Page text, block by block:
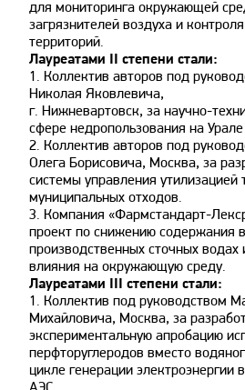
для мониторинга окружающей
загрязнителей воздуха и
территорий.
Лауреатами II степени стали:
1. Коллектив авторов под
Николая Яковлевича,
г. Нижневартовск, за научно-
сфере недропользования на
2. Коллектив авторов под
Олега Борисовича, Москва, за
системы управления утилизацией
муниципальных отходов.
3. Компания «Фармстандарт-
проект по снижению содержания
производственных сточных
влияния на окружающую среду.
Лауреатами III степени стали:
1. Коллектив под руководством
Михайловича, Москва, за
экспериментальную апробацию
перфторуглеродов вместо
цикле генерации электроэнергии